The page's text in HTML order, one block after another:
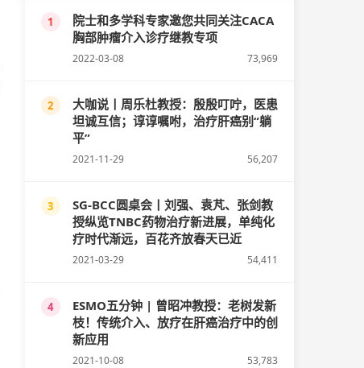
1
院士和多学科专家邀您共同关注CACA
胸部肿瘤介入诊疗继教专项
2022-03-08 73,969
2
大咖说丨周乐杜教授：殷殷叮咛，医患
坦诚互信；谆谆嘱咐，治疗肝癌别“躺
平”
2021-11-29 56,207
3
SG-BCC圆桌会丨刘强、袁芃、张剑教
授纵览TNBC药物治疗新进展，单纯化
疗时代渐远，百花齐放春天已近
2021-03-29 54,411
4
ESMO五分钟 | 曾昭冲教授：老树发新
枝！传统介入、放疗在肝癌治疗中的创
新应用
2021-10-08 53,783